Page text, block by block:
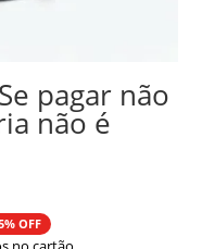
pagar não
não é
OFF